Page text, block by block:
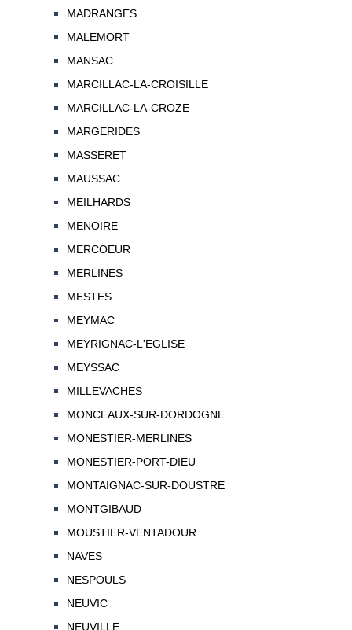
MADRANGES
MALEMORT
MANSAC
MARCILLAC-LA-CROISILLE
MARCILLAC-LA-CROZE
MARGERIDES
MASSERET
MAUSSAC
MEILHARDS
MENOIRE
MERCOEUR
MERLINES
MESTES
MEYMAC
MEYRIGNAC-L'EGLISE
MEYSSAC
MILLEVACHES
MONCEAUX-SUR-DORDOGNE
MONESTIER-MERLINES
MONESTIER-PORT-DIEU
MONTAIGNAC-SUR-DOUSTRE
MONTGIBAUD
MOUSTIER-VENTADOUR
NAVES
NESPOULS
NEUVIC
NEUVILLE